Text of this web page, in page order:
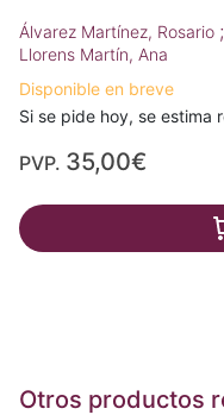
Álvarez Martínez, Rosario ;
Llorens Martín, Ana
Disponible en breve
Si se pide hoy, se estima
PVP. 35,00€
Otros productos